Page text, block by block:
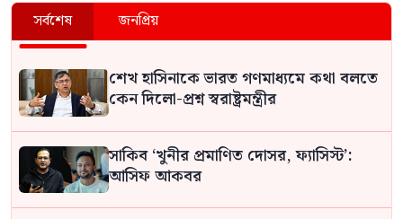
সর্বশেষ জনপ্রিয়
শেখ হাসিনাকে ভারত গণমাধ্যমে কথা বলতে
কেন দিলো-প্রশ্ন স্বরাষ্ট্রমন্ত্রীর
সাকিব ‘খুনীর প্রমাণিত দোসর, ফ্যাসিস্ট’:
আসিফ আকবর